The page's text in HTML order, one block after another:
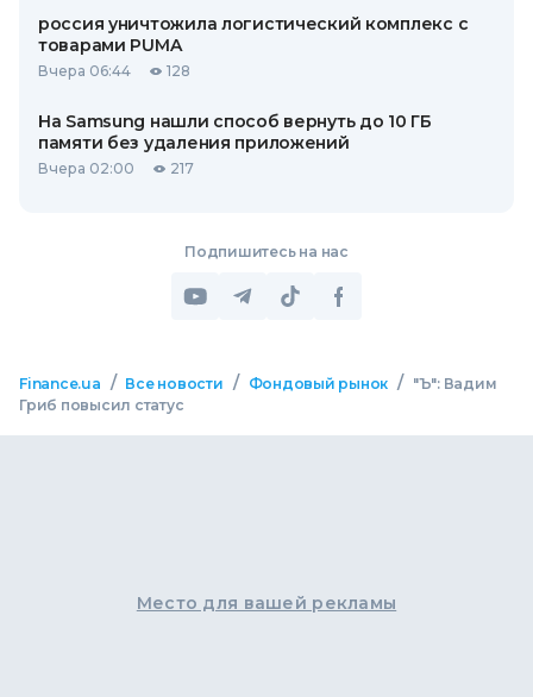
россия уничтожила логистический комплекс с
товарами PUMA
Вчера 06:44 128
На Samsung нашли способ вернуть до 10 ГБ
памяти без удаления приложений
Вчера 02:00 217
Подпишитесь на нас
Finance.ua / Все новости / Фондовый рынок /
"Ъ": Вадим
Гриб повысил статус
Место для вашей рекламы